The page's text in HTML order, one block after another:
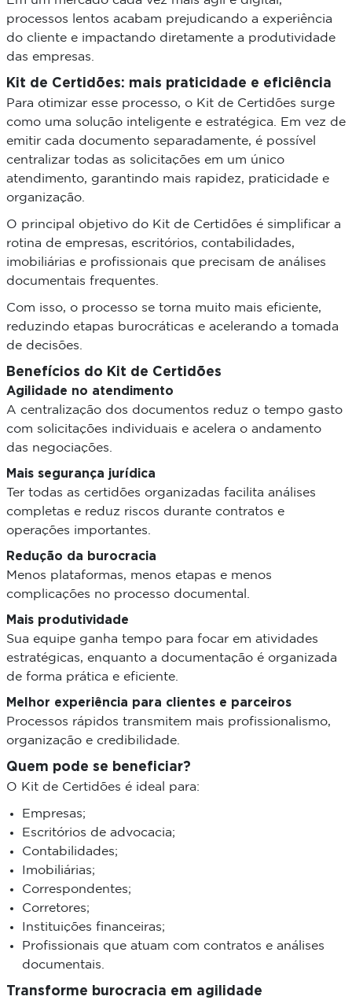
processos lentos acabam prejudicando a experiência
do cliente e impactando diretamente a produtividade
das empresas.
Kit de Certidões: mais praticidade e eficiência
Para otimizar esse processo, o Kit de Certidões surge
como uma solução inteligente e estratégica. Em vez de
emitir cada documento separadamente, é possível
centralizar todas as solicitações em um único
atendimento, garantindo mais rapidez, praticidade e
organização.
O principal objetivo do Kit de Certidões é simplificar a
rotina de empresas, escritórios, contabilidades,
imobiliárias e profissionais que precisam de análises
documentais frequentes.
Com isso, o processo se torna muito mais eficiente,
reduzindo etapas burocráticas e acelerando a tomada
de decisões.
Benefícios do Kit de Certidões
Agilidade no atendimento
A centralização dos documentos reduz o tempo gasto
com solicitações individuais e acelera o andamento
das negociações.
Mais segurança jurídica
Ter todas as certidões organizadas facilita análises
completas e reduz riscos durante contratos e
operações importantes.
Redução da burocracia
Menos plataformas, menos etapas e menos
complicações no processo documental.
Mais produtividade
Sua equipe ganha tempo para focar em atividades
estratégicas, enquanto a documentação é organizada
de forma prática e eficiente.
Melhor experiência para clientes e parceiros
Processos rápidos transmitem mais profissionalismo,
organização e credibilidade.
Quem pode se beneficiar?
O Kit de Certidões é ideal para:
Empresas;
Escritórios de advocacia;
Contabilidades;
Imobiliárias;
Correspondentes;
Corretores;
Instituições financeiras;
Profissionais que atuam com contratos e análises
documentais.
Transforme burocracia em agilidade